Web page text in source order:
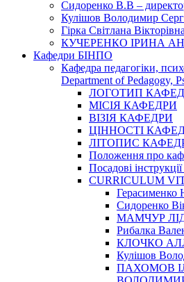
Сидоренко В.В –
Кулішов Володимир
Гірка Світлана Вікторівна
КУЧЕРЕНКО ІРИНА
Кафедри БІНПО
Кафедра педагогіки,
Department of Pedagogy,
ЛОГОТИП
МІСІЯ КАФЕДРИ
ВІЗІЯ КАФЕДРИ
ЦІННОСТІ
ЛІТОПИС
Положення про
Посадові
CURRICULUM
Герасименко
Сидоренко
МАМЧУР
Рибалка
КЛОЧКО
Кулішов
ПАХОМОВ